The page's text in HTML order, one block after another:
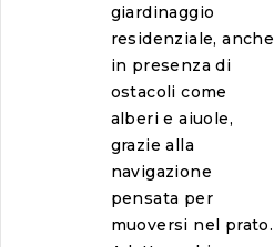
giardinaggio
residenziale, anche
in presenza di
ostacoli come
alberi e aiuole,
grazie alla
navigazione
pensata per
muoversi nel prato.